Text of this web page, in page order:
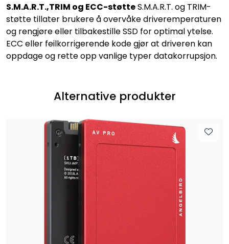
S.M.A.R.T.,TRIM og ECC-støtteS.M.A.R.T. og TRIM-
støtte tillater brukere å overvåke driveremperaturen
og rengjøre eller tilbakestille SSD for optimal ytelse.
ECC eller feilkorrigerende kode gjør at driveren kan
oppdage og rette opp vanlige typer datakorrupsjon.
Alternative produkter